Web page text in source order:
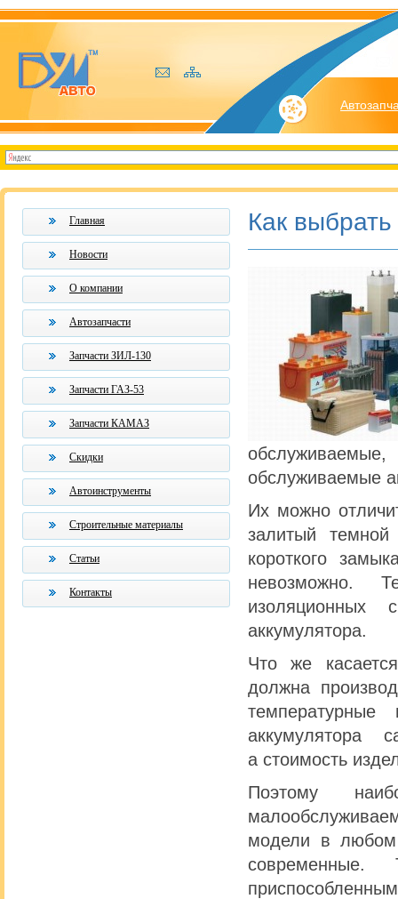
Главная
Новости
О компании
Автозапчасти
Запчасти ЗИЛ-130
Запчасти ГАЗ-53
Запчасти КАМАЗ
Скидки
Автоинструменты
Строительные материалы
Статьи
Контакты
Как
обслуживаемые
Их можно
залитый
короткого
невозможно.
изоляционных
аккумулятора.
Что же
должна
температурные
аккумулятора
а стоимость
Поэтому
модели в любом
современные.